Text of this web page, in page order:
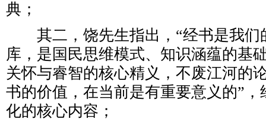
典；
其二，饶先生指出，“经书是我们
库，是国民思维模式、知识涵蕴的基
关怀与睿智的核心精义，不废江河的
书的价值，在当前是有重要意义的”
化的核心内容；